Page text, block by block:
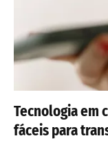
Tecnologia em
fáceis para